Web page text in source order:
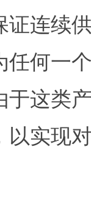
证连续
任何一
于这类
以实现